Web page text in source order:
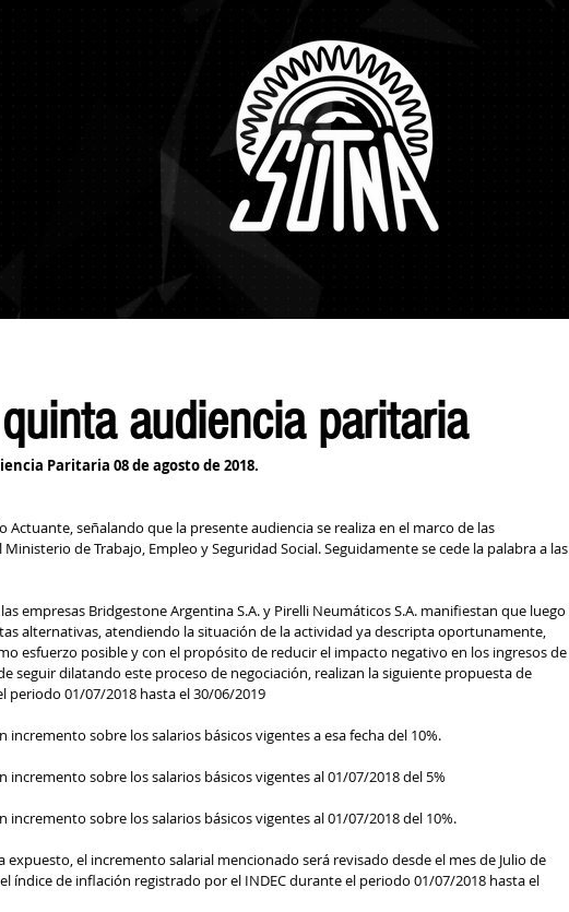
audiencia paritaria
Paritaria 08 de agosto de 2018.
Actuante, señalando que la presente audiencia se realiza en el marco de las
de Trabajo, Empleo y Seguridad Social. Seguidamente se cede la palabra a las
empresas Bridgestone Argentina S.A. y Pirelli Neumáticos S.A. manifiestan que luego
alternativas, atendiendo la situación de la actividad ya descripta oportunamente,
esfuerzo posible y con el propósito de reducir el impacto negativo en los ingresos de
seguir dilatando este proceso de negociación, realizan la siguiente propuesta de
periodo 01/07/2018 hasta el 30/06/2019
incremento sobre los salarios básicos vigentes a esa fecha del 10%.
incremento sobre los salarios básicos vigentes al 01/07/2018 del 5%
incremento sobre los salarios básicos vigentes al 01/07/2018 del 10%.
el incremento salarial mencionado será revisado desde el mes de Julio de
índice de inflación registrado por el INDEC durante el periodo 01/07/2018 hasta el